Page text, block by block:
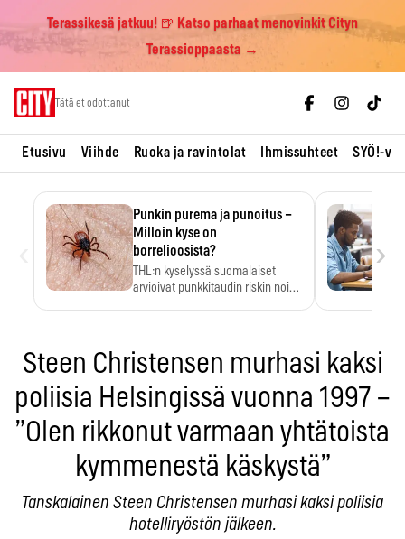
Terassikesä jatkuu! 🍺 Katso parhaat menovinkit Cityn
Terassioppaasta →
Tätä et odottanut
Etusivu Viihde Ruoka ja ravintolat Ihmissuhteet SYÖ!-
Punkin purema ja punoitus –
Milloin kyse on
borrelioosista?
THL:n kyselyssä suomalaiset
arvioivat punkkitaudin riskin noin
›
Steen Christensen murhasi kaksi
poliisia Helsingissä vuonna 1997 –
”Olen rikkonut varmaan yhtätoista
kymmenestä käskystä”
Tanskalainen Steen Christensen murhasi kaksi poliisia
hotelliryöstön jälkeen.